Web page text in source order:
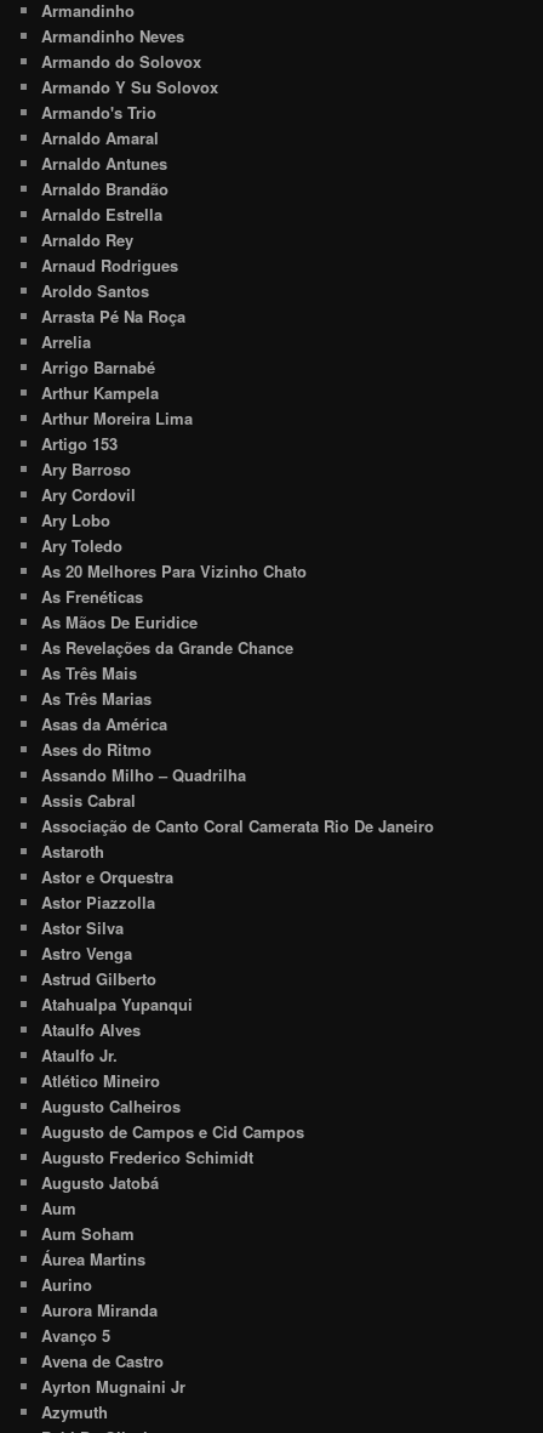
Armandinho
Armandinho Neves
Armando do Solovox
Armando Y Su Solovox
Armando's Trio
Arnaldo Amaral
Arnaldo Antunes
Arnaldo Brandão
Arnaldo Estrella
Arnaldo Rey
Arnaud Rodrigues
Aroldo Santos
Arrasta Pé Na Roça
Arrelia
Arrigo Barnabé
Arthur Kampela
Arthur Moreira Lima
Artigo 153
Ary Barroso
Ary Cordovil
Ary Lobo
Ary Toledo
As 20 Melhores Para Vizinho Chato
As Frenéticas
As Mãos De Euridice
As Revelações da Grande Chance
As Três Mais
As Três Marias
Asas da América
Ases do Ritmo
Assando Milho – Quadrilha
Assis Cabral
Associação de Canto Coral Camerata Rio De Janeiro
Astaroth
Astor e Orquestra
Astor Piazzolla
Astor Silva
Astro Venga
Astrud Gilberto
Atahualpa Yupanqui
Ataulfo Alves
Ataulfo Jr.
Atlético Mineiro
Augusto Calheiros
Augusto de Campos e Cid Campos
Augusto Frederico Schimidt
Augusto Jatobá
Aum
Aum Soham
Áurea Martins
Aurino
Aurora Miranda
Avanço 5
Avena de Castro
Ayrton Mugnaini Jr
Azymuth